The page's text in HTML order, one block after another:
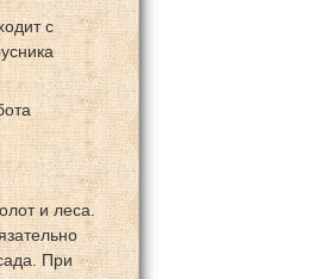
с
и леса.
При